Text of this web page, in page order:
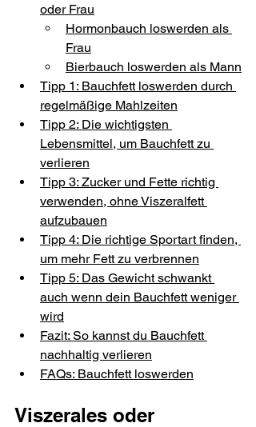
oder Frau
Hormonbauch loswerden als
Frau
Bierbauch loswerden als Mann
Tipp 1: Bauchfett loswerden durch
regelmäßige Mahlzeiten
Tipp 2: Die wichtigsten
Lebensmittel, um Bauchfett zu
verlieren
Tipp 3: Zucker und Fette richtig
verwenden, ohne Viszeralfett
aufzubauen
Tipp 4: Die richtige Sportart finden,
um mehr Fett zu verbrennen
Tipp 5: Das Gewicht schwankt
auch wenn dein Bauchfett weniger
wird
Fazit: So kannst du Bauchfett
nachhaltig verlieren
FAQs: Bauchfett loswerden
Viszerales oder